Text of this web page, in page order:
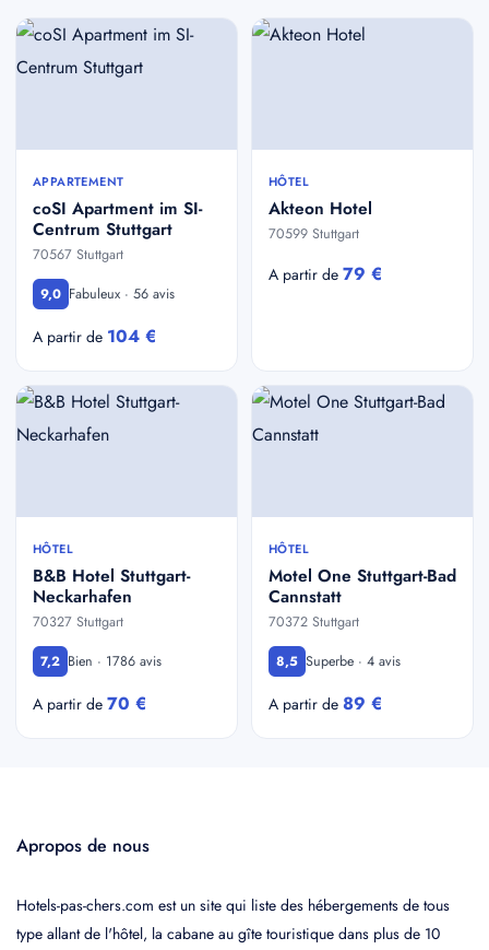
APPARTEMENT
coSI Apartment im SI-
Centrum Stuttgart
70567 Stuttgart
9,0 Fabuleux · 56 avis
A partir de 104 €
HÔTEL
Akteon Hotel
70599 Stuttgart
A partir de 79 €
HÔTEL
B&B Hotel Stuttgart-
Neckarhafen
70327 Stuttgart
7,2 Bien · 1786 avis
A partir de 70 €
HÔTEL
Motel One Stuttgart-Bad
Cannstatt
70372 Stuttgart
8,5 Superbe · 4 avis
A partir de 89 €
Apropos de nous
Hotels-pas-chers.com est un site qui liste des hébergements de tous
type allant de l'hôtel, la cabane au gîte touristique dans plus de 10